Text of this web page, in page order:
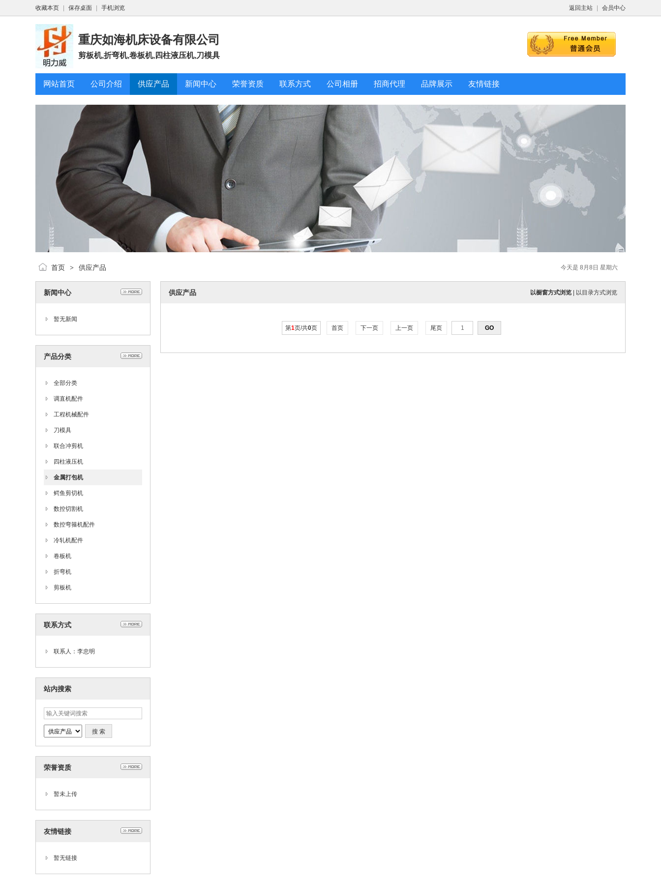
返回主站 会员中心
收藏本页 保存桌面 手机浏览
重庆如海机床设备有限公司
剪板机,折弯机,卷板机,四柱液压机,刀模具
网站首页 公司介绍 供应产品 新闻中心 荣誉资质 联系方式 公司相册 招商代理 品牌展示 友情链接
今天是 8月8日 星期六
首页 > 供应产品
新闻中心
暂无新闻
产品分类
全部分类
调直机配件
工程机械配件
刀模具
联合冲剪机
四柱液压机
金属打包机
鳄鱼剪切机
数控切割机
数控弯箍机配件
冷轧机配件
卷板机
折弯机
剪板机
联系方式
联系人：李忠明
站内搜索
荣誉资质
暂未上传
友情链接
暂无链接
以橱窗方式浏览 以目录方式浏览
供应产品
第1页/共0页 首页 下一页 上一页 尾页